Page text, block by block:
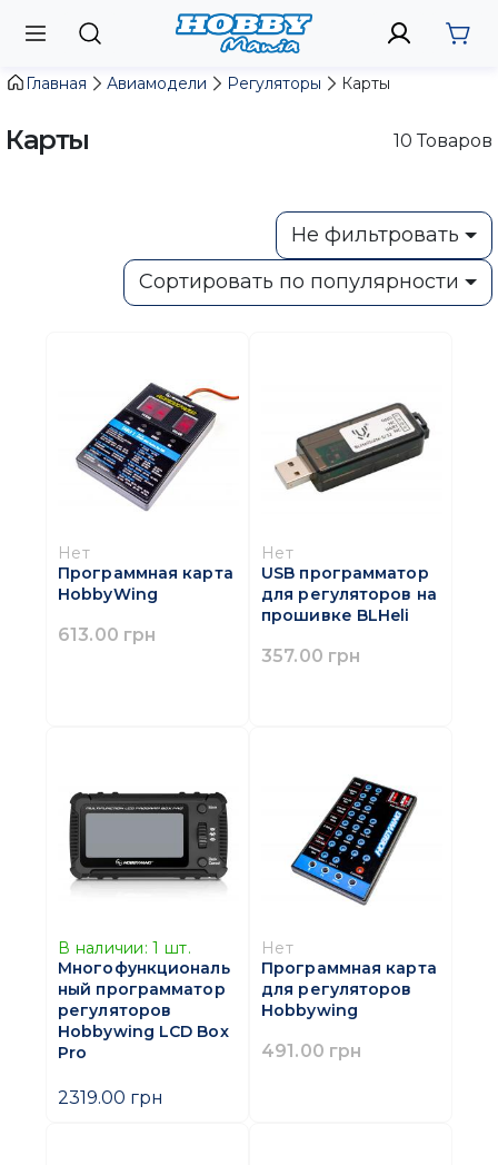
Главная Авиамодели Регуляторы Карты
Карты 10 Товаров
Не фильтровать
Сортировать по популярности
Нет
Программная карта
HobbyWing
613.00 грн
Нет
USB программатор
для регуляторов на
прошивке BLHeli
357.00 грн
В наличии: 1 шт.
Многофункциональ
ный программатор
регуляторов
Hobbywing LCD Box
Pro
2319.00 грн
Нет
Программная карта
для регуляторов
Hobbywing
491.00 грн